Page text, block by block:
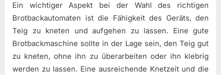
Ein wichtiger Aspekt bei der Wahl des richtigen
Brotbackautomaten ist die Fähigkeit des Geräts, den
Teig zu kneten und aufgehen zu lassen. Eine gute
Brotbackmaschine sollte in der Lage sein, den Teig gut
zu kneten, ohne ihn zu überarbeiten oder ihn klebrig
werden zu lassen. Eine ausreichende Knetzeit und die